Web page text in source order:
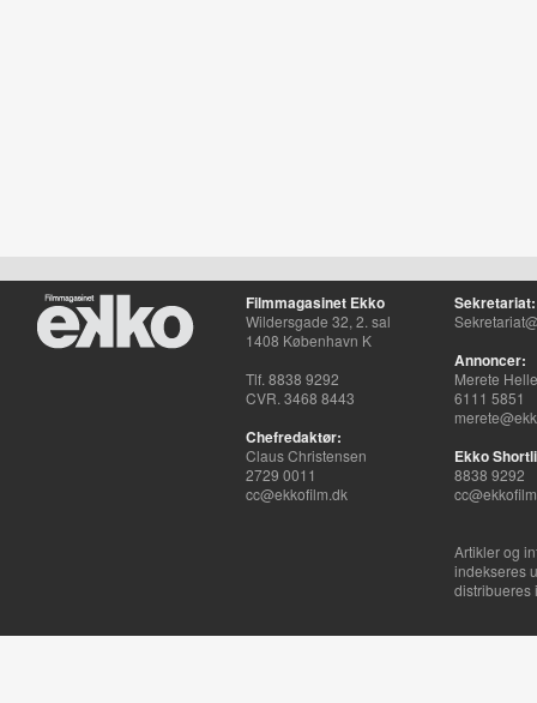
Filmmagasinet Ekko
Wildersgade 32, 2. sal
1408 København K
Tlf. 8838 9292
CVR. 3468 8443
Chefredaktør:
Claus Christensen
2729 0011
cc@ekkofilm.dk
Sekretariat:
Annoncer:
Merete
6111 5851
Ekko
8838 9292
Artikler og
indekseres
distribueres